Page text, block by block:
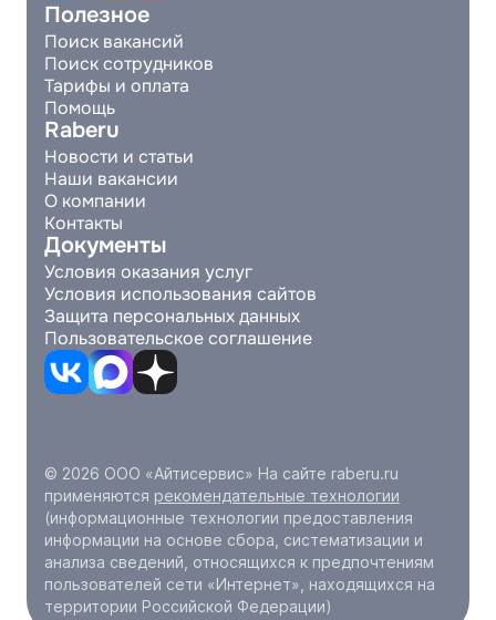
Полезное
Поиск вакансий
Поиск сотрудников
Тарифы и оплата
Помощь
Raberu
Новости и статьи
Наши вакансии
О компании
Контакты
Документы
Условия оказания услуг
Условия использования сайтов
Защита персональных данных
Пользовательское соглашение
© 2026 ООО «Айтисервис» На сайте raberu.ru
применяются рекомендательные технологии
(информационные технологии предоставления
информации на основе сбора, систематизации и
анализа сведений, относящихся к предпочтениям
пользователей сети «Интернет», находящихся на
территории Российской Федерации)